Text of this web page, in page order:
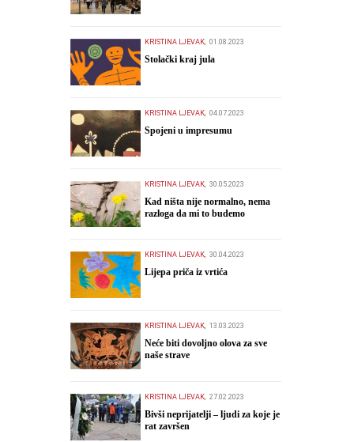
KRISTINA LJEVAK, 01.08.2023
Stolački kraj jula
KRISTINA LJEVAK, 04.07.2023
Spojeni u impresumu
KRISTINA LJEVAK, 30.05.2023
​Kad ništa nije normalno, nema
razloga da mi to budemo
KRISTINA LJEVAK, 30.04.2023
​Lijepa priča iz vrtića
KRISTINA LJEVAK, 13.03.2023
​Neće biti dovoljno olova za sve
naše strave
KRISTINA LJEVAK, 27.02.2023
Bivši neprijatelji – ljudi za koje je
rat završen